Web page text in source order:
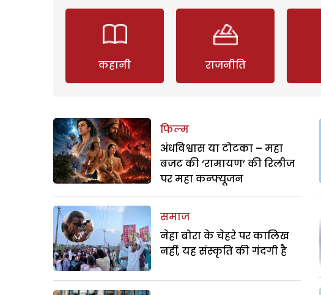
कहानी राजनीति
फिल्म
अंधविश्वास या टोटका – महा
बजट की ‘रामायण’ की रिलीज
पर महा कन्फ्यूजन
समाज
नेहा बोरा के चेहरे पर कालिख
नहीं, यह संस्कृति की गंदगी है